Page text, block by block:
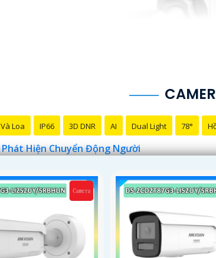
Loa IP66 3D DNR AI Dual Light 78°
Phát Hiện Chuyển Động Người